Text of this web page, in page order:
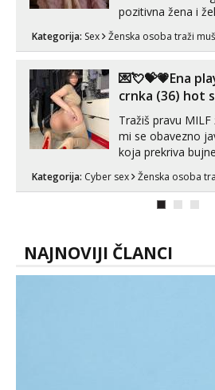
pozitivna žena i
može i nešto
Kategorija: Sex Ženska osoba traži
💌💘💝💗Ena
crnka (36) hot
Tražiš pravu MILF
mi se obavezno
koja prekriva
vidio, čista
bolje da ni ne
koje će ti se
Kategorija: Cyber sex Ženska osoba
NAJNOVIJI ČLANCI